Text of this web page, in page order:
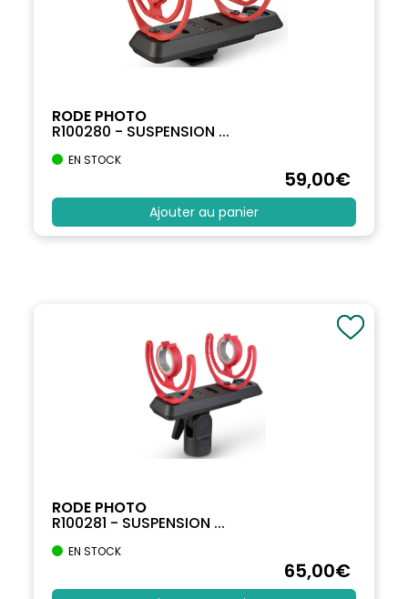
RODE PHOTO
R100280 - SUSPENSION ...
EN STOCK
59,00€
Ajouter au panier
RODE PHOTO
R100281 - SUSPENSION ...
EN STOCK
65,00€